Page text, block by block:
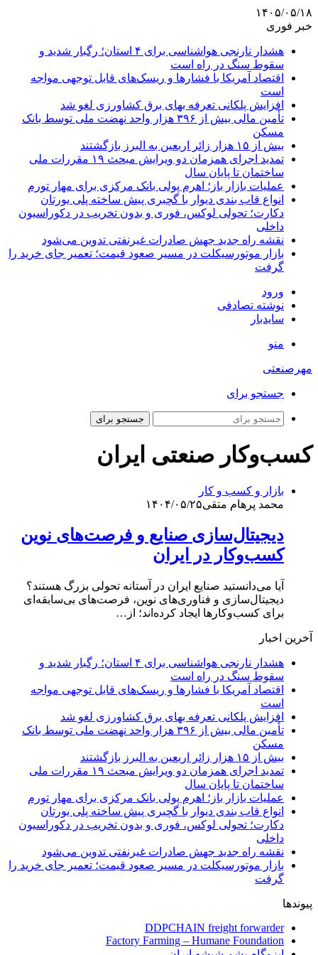
۱۴۰۵/۰۵/۱۸
خبر فوری
هشدار نارنجی هواشناسی برای ۴ استان؛ رگبار شدید و
سقوط سنگ در راه است
اقتصاد آمریکا با فشارها و ریسک‌های قابل توجهی مواجه
است
افزایش پلکانی تعرفه بهای برق کشاورزی لغو شد
تأمین مالی بیش از ۳۹۶ هزار واحد نهضت ملی توسط بانک
مسکن
بیش از ۱۵ هزار زائر اربعین به البرز بازگشتند
تمدید اجرای همزمان دو ویرایش مبحث ۱۹ مقررات ملی
ساختمان تا پایان سال
عملیات بازار باز؛ اهرم پولی بانک مرکزی برای مهار تورم
انواع قاب بندی دیوار با گچبری پیش ساخته پلی یورتان
دکارت؛ تحولی لوکس، فوری و بدون تخریب در دکوراسیون
داخلی
نقشه راه جدید جهش صادرات غیرنفتی تدوین می‌شود
بازار موتورسیکلت در مسیر صعود قیمت؛ تعمیر جای خرید را
گرفت
ورود
نوشته تصادفی
سایدبار
منو
مهرصنعتی
جستجو برای
جستجو برای
کسب‌وکار صنعتی ایران
بازار و کسب و کار
محمد پرهام متقی۱۴۰۴/۰۵/۲۵
دیجیتال‌سازی صنایع و فرصت‌های نوین
کسب‌وکار در ایران
آیا می‌دانستید صنایع ایران در آستانه تحولی بزرگ هستند؟
دیجیتال‌سازی و فناوری‌های نوین، فرصت‌های بی‌سابقه‌ای
برای کسب‌وکارها ایجاد کرده‌اند؛ از…
آخرین اخبار
هشدار نارنجی هواشناسی برای ۴ استان؛ رگبار شدید و
سقوط سنگ در راه است
اقتصاد آمریکا با فشارها و ریسک‌های قابل توجهی مواجه
است
افزایش پلکانی تعرفه بهای برق کشاورزی لغو شد
تأمین مالی بیش از ۳۹۶ هزار واحد نهضت ملی توسط بانک
مسکن
بیش از ۱۵ هزار زائر اربعین به البرز بازگشتند
تمدید اجرای همزمان دو ویرایش مبحث ۱۹ مقررات ملی
ساختمان تا پایان سال
عملیات بازار باز؛ اهرم پولی بانک مرکزی برای مهار تورم
انواع قاب بندی دیوار با گچبری پیش ساخته پلی یورتان
دکارت؛ تحولی لوکس، فوری و بدون تخریب در دکوراسیون
داخلی
نقشه راه جدید جهش صادرات غیرنفتی تدوین می‌شود
بازار موتورسیکلت در مسیر صعود قیمت؛ تعمیر جای خرید را
گرفت
پیوندها
DDPCHAIN freight forwarder
Factory Farming – Humane Foundation